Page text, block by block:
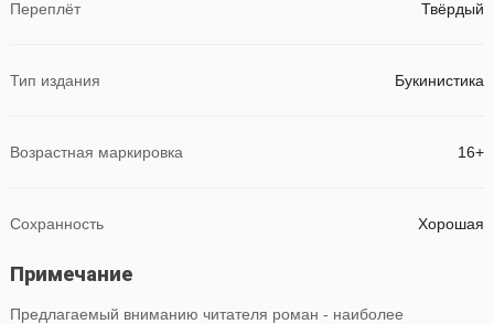
Переплёт Твёрдый
Тип издания Букинистика
Возрастная маркировка 16+
Сохранность Хорошая
Примечание
Предлагаемый вниманию читателя роман - наиболее